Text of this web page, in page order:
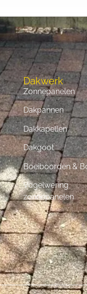
Dakwerk
Zonnepanelen
Dakpannen
Dakkapellen
Dakgoot
Boeiboorden &
Vogelwering
zonnepanelen